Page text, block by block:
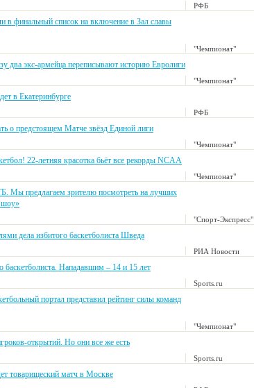
РФБ
в финальный список на включение в Зал славы
"Чемпионат"
два экс-армейца переписывают историю Евролиги
"Чемпионат"
в Екатеринбурге
РФБ
о предстоящем Матче звёзд Единой лиги
"Чемпионат"
22-летняя красотка бьёт все рекорды NCAA
"Чемпионат"
Мы предлагаем зрителю посмотреть на лучших
шоу»
"Спорт-Экспресс"
дела избитого баскетболиста Шведа
РИА Новости
баскетболиста. Нападавшим – 14 и 15 лет
Sports.ru
портал представил рейтинг силы команд
"Чемпионат"
открытий. Но они все же есть
Sports.ru
товарищеский матч в Москве